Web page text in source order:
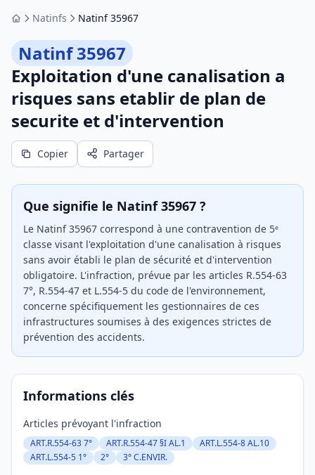
AccueilNatinfs Natinf 35967
Natinf 35967
Exploitation d'une canalisation a
risques sans etablir de plan de
securite et d'intervention
Copier Partager
Que signifie le Natinf 35967 ?
Le Natinf 35967 correspond à une contravention de 5ᵉ
classe visant l'exploitation d'une canalisation à risques
sans avoir établi le plan de sécurité et d'intervention
obligatoire. L'infraction, prévue par les articles R.554-63
7°, R.554-47 et L.554-5 du code de l'environnement,
concerne spécifiquement les gestionnaires de ces
infrastructures soumises à des exigences strictes de
prévention des accidents.
Informations clés
Articles prévoyant l'infraction
ART.R.554-63 7° ART.R.554-47 §I AL.1
ART.L.554-8 AL.10
ART.L.554-5 1°
2° 3° C.ENVIR.